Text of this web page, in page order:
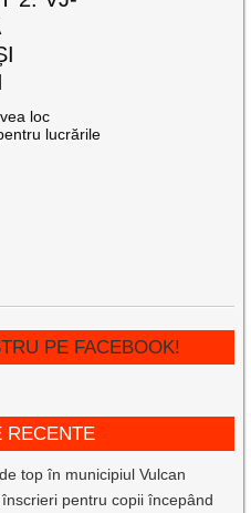
loc
lucrările
PE FACEBOOK!
RECENTE
top în municipiul Vulcan
pentru copii începând